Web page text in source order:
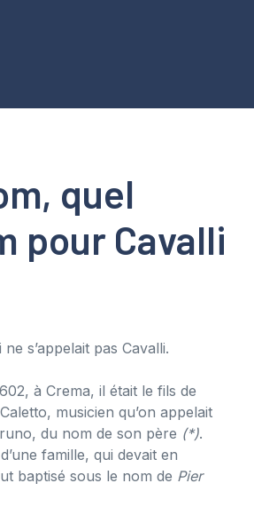
quel
pour Cavalli
s’appelait pas Cavalli.
à Crema, il était le fils de
musicien qu’on appelait
du nom de son père (*).
famille, qui devait en
baptisé sous le nom de Pier